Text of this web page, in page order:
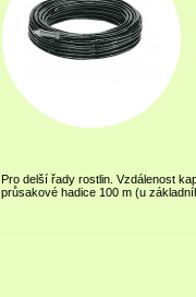
Pro delší řady rostlin. Vzdálenost
průsakové hadice 100 m (u